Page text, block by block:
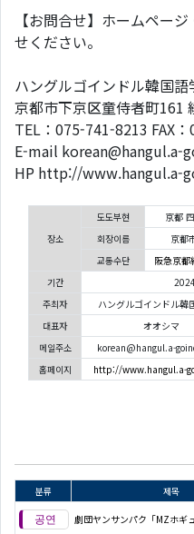
【お問合せ】ホームペー
せください。
ハングルゴインドル韓国語
京都市下京区童侍者町161
TEL：075-741-8213 FAX
E-mail korean@hangul.a-
HP http://www.hangul.a-
장소
도도부현 京都
회장이름
京都
교통수단
阪急京都
기간
주최자
ハングルゴインドル韓
대표자
オオシマ
메일주소
korean@hangul.a-
홈페이지
http://www.hangul.a-
분류 제목
劇団ヤンサンパク「MZホギ